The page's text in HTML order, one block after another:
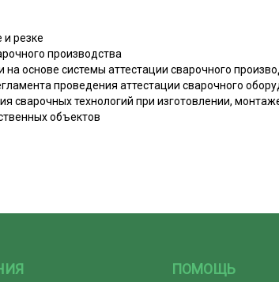
и резке
производства
основе системы аттестации сварочного
проведения аттестации сварочного
сварочных технологий при изготовлении,
объектов
ПОМОЩЬ